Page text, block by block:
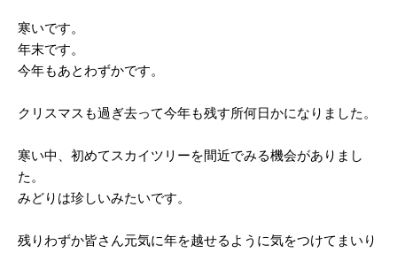
2025/08
2025/07
2025/06
2025/03
2025/02
寒いです。
年末です。
今年もあとわずかです。
クリスマスも過ぎ去って今年も残す所何日かになりました。
寒い中、初めてスカイツリーを間近でみる機会がありまし
た。
みどりは珍しいみたいです。
残りわずか皆さん元気に年を越せるように気をつけてまいり